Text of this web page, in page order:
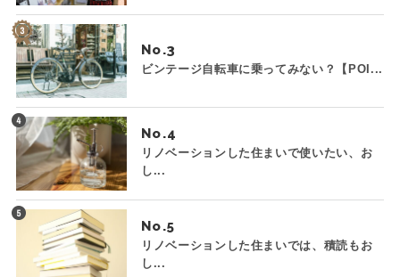
No.
ビンテージ自転車に乗ってみない？【POI...
No.
リノベーションした住まいで使いたい、お
し...
No.
リノベーションした住まいでは、積読もお
し...